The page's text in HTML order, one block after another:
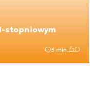
stopniowym
3 min.